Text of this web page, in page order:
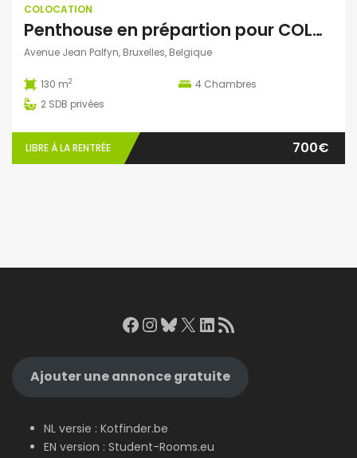
COLOCATION
Penthouse en prépartion pour COLOC
Avenue Jean Palfyn, Bruxelles, Belgique
130 m2 4 Chambres
2 SDB privées
LIBRE À LA RENTRÉE 700€
Facebook
Instagram
Bluesky
X LinkedIn
RSS Feed
Ajouter une annonce gratuite
NL versie : Kotfinder.be
EN version : Student-Rooms.eu